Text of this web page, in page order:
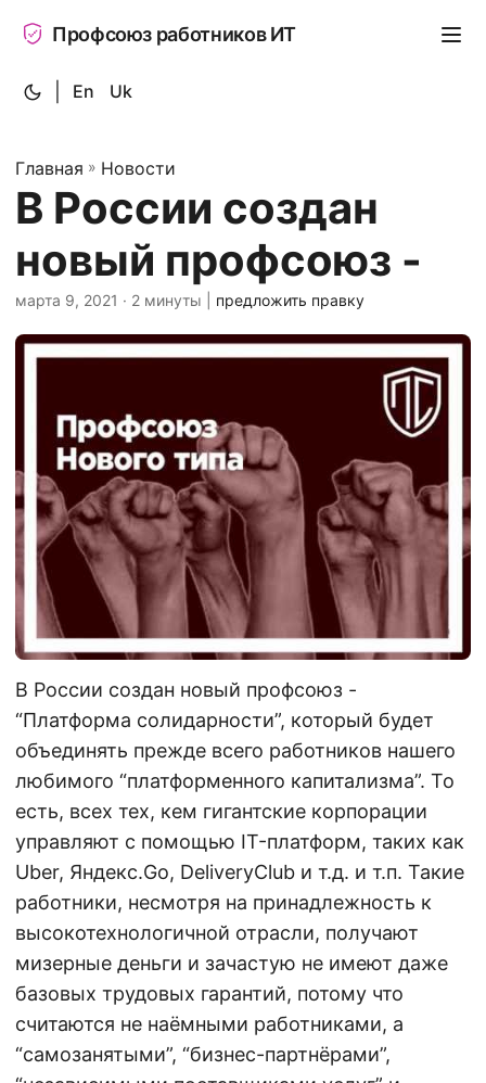
Профсоюз работников ИТ
En Uk
Главная » Новости
В России создан
новый профсоюз -
марта 9, 2021 · 2 минуты | предложить правку
В России создан новый профсоюз -
“Платформа солидарности”, который будет
объединять прежде всего работников нашего
любимого “платформенного капитализма”. То
есть, всех тех, кем гигантские корпорации
управляют с помощью IT-платформ, таких как
Uber, Яндекс.Go, DeliveryClub и т.д. и т.п. Такие
работники, несмотря на принадлежность к
высокотехнологичной отрасли, получают
мизерные деньги и зачастую не имеют даже
базовых трудовых гарантий, потому что
считаются не наёмными работниками, а
“самозанятыми”, “бизнес-партнёрами”,